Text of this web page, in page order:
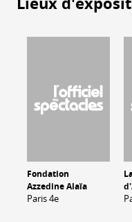
Fondation
Azzedine Alaïa
Paris 4e